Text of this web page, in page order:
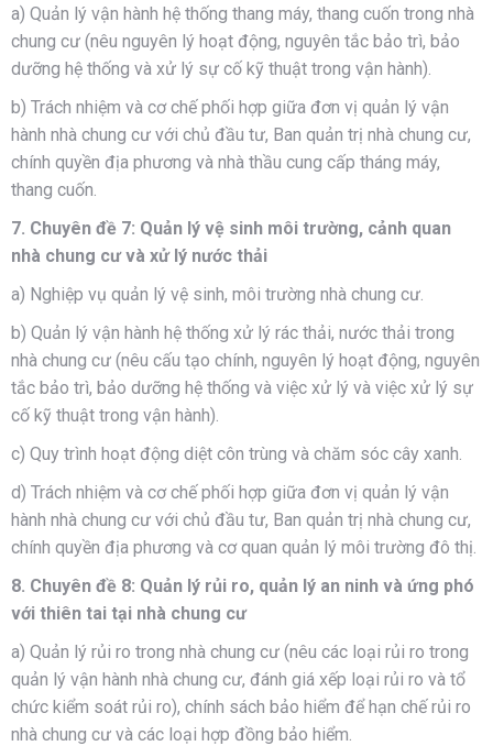
a) Quản lý vận hành hệ thống thang máy, thang cuốn trong nhà
chung cư (nêu nguyên lý hoạt động, nguyên tắc bảo trì, bảo
dưỡng hệ thống và xử lý sự cố kỹ thuật trong vận hành).
b) Trách nhiệm và cơ chế phối hợp giữa đơn vị quản lý vận
hành nhà chung cư với chủ đầu tư, Ban quản trị nhà chung cư,
chính quyền địa phương và nhà thầu cung cấp tháng máy,
thang cuốn.
7. Chuyên đề 7: Quản lý vệ sinh môi trường, cảnh quan
nhà chung cư và xử lý nước thải
a) Nghiệp vụ quản lý vệ sinh, môi trường nhà chung cư.
b) Quản lý vận hành hệ thống xử lý rác thải, nước thải trong
nhà chung cư (nêu cấu tạo chính, nguyên lý hoạt động, nguyên
tắc bảo trì, bảo dưỡng hệ thống và việc xử lý và việc xử lý sự
cố kỹ thuật trong vận hành).
c) Quy trình hoạt động diệt côn trùng và chăm sóc cây xanh.
d) Trách nhiệm và cơ chế phối hợp giữa đơn vị quản lý vận
hành nhà chung cư với chủ đầu tư, Ban quản trị nhà chung cư,
chính quyền địa phương và cơ quan quản lý môi trường đô thị.
8. Chuyên đề 8: Quản lý rủi ro, quản lý an ninh và ứng phó
với thiên tai tại nhà chung cư
a) Quản lý rủi ro trong nhà chung cư (nêu các loại rủi ro trong
quản lý vận hành nhà chung cư, đánh giá xếp loại rủi ro và tổ
chức kiểm soát rủi ro), chính sách bảo hiểm để hạn chế rủi ro
nhà chung cư và các loại hợp đồng bảo hiểm.